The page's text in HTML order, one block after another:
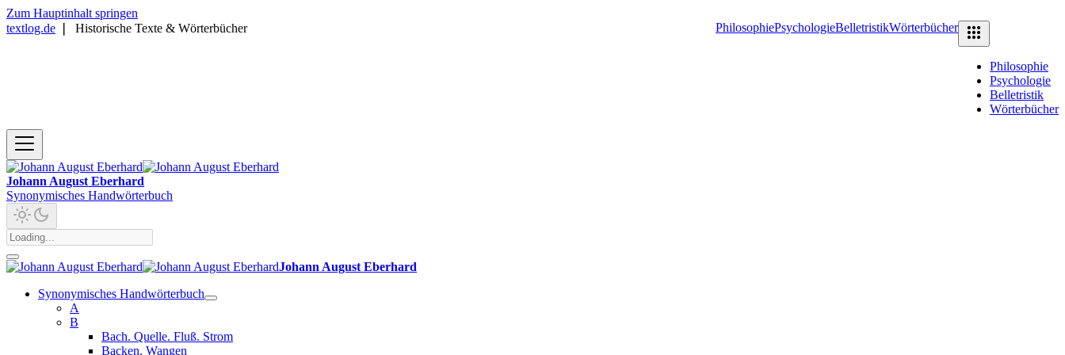
Zum Hauptinhalt springen
textlog.de
Historische Texte & Wörterbücher PhilosophiePsychologieBelletristikWörterbücher
Philosophie
Psychologie
Belletristik
Wörterbücher
Johann August Eberhard
Synonymisches Handwörterbuch
Johann August Eberhard
Synonymisches Handwörterbuch
A
B
Bach. Quelle. Fluß. Strom
Backen. Wangen